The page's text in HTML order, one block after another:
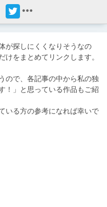
が探しにくくなりそうなの
をまとめてリンクします。
ので、各記事の中から私の独
！」と思っている作品もご紹
いる方の参考になれば幸いで